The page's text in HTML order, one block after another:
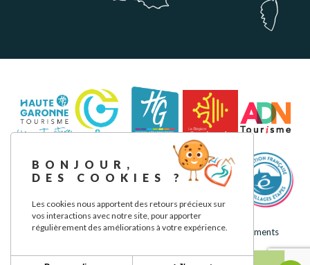
Mentions légalesPolitique de confidentialitéNos engagements
BONJOUR,
DES COOKIES ?
Les cookies nous apportent des retours précieux sur
vos interactions avec notre site, pour apporter
régulièrement des améliorations à votre expérience.